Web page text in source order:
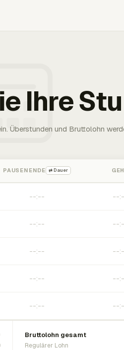
Ihre
Überstunden und Bruttolohn
PAUSENENDE ⇄ Dauer
Bruttolohn gesamt
Regulärer Lohn